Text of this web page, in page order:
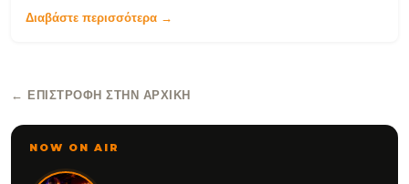
Διαβάστε περισσότερα →
← ΕΠΙΣΤΡΟΦΉ ΣΤΗΝ ΑΡΧΙΚΉ
NOW ON AIR